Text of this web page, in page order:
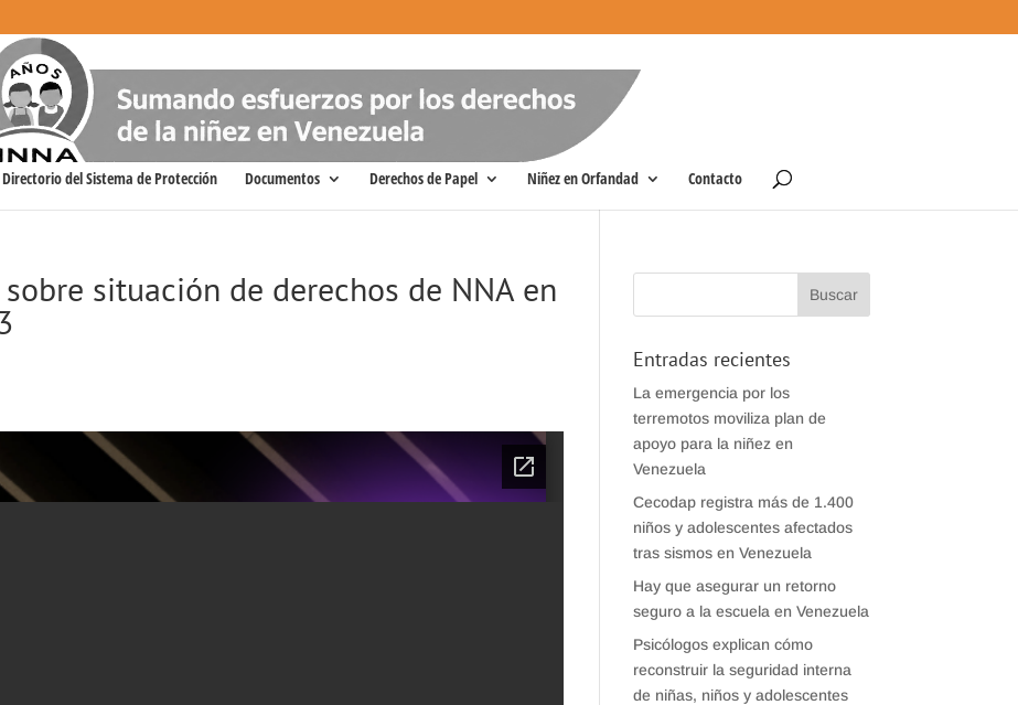
Directorio del Sistema de Protección Documentos Derechos de Papel Niñez en Orfandad Contacto
situación de derechos de NNA en
Entradas recientes
La emergencia por los
terremotos moviliza plan de
apoyo para la niñez en
Venezuela
Cecodap registra más de 1.400
niños y adolescentes afectados
tras sismos en Venezuela
Hay que asegurar un retorno
seguro a la escuela en Venezuela
Psicólogos explican cómo
reconstruir la seguridad interna
de niñas, niños y adolescentes